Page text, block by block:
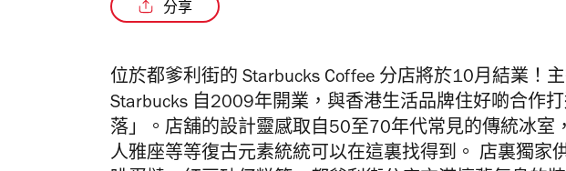
分享
位於都爹利街的 Starbucks Coffee 分店將於10月結業！
Starbucks 自2009年開業，與香港生活品牌住好啲合作
落」。店舖的設計靈感取自50至70年代常見的傳統冰室
人雅座等等復古元素統統可以在這裏找得到。 店裏獨家